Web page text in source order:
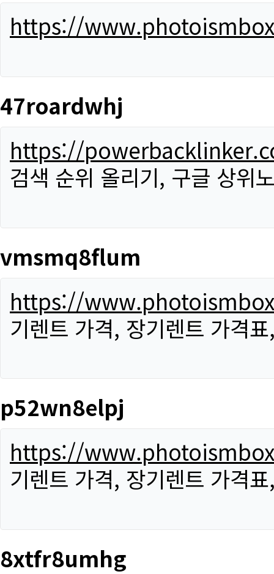
https://
47roardwhj
https://
검색 순위 올리기, 구글 상위
vmsmq8flum
https://
기렌트 가격, 장기렌트 가격
p52wn8elpj
https://
기렌트 가격, 장기렌트 가격
8xtfr8umhg